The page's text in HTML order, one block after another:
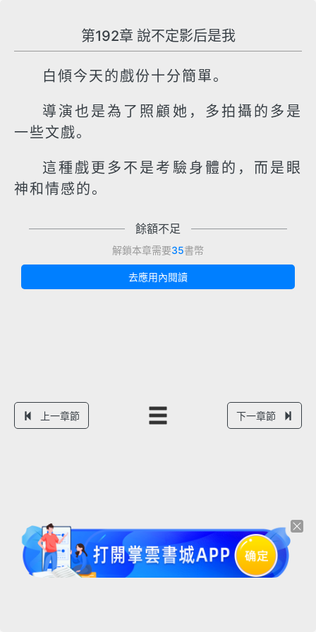
第192章 說不定影后是我
白傾今天的戲份十分簡單。
導演也是為了照顧她，多拍攝的多是
一些文戲。
這種戲更多不是考驗身體的，而是眼
神和情感的。
餘額不足
解鎖本章需要35書幣
去應用內閱讀
上一章節 下一章節